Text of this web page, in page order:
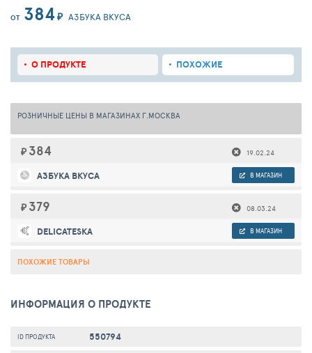
ОТ 384 ₽ АЗБУКА ВКУСА
О ПРОДУКТЕ ПОХОЖИЕ
РОЗНИЧНЫЕ ЦЕНЫ В МАГАЗИНАХ Г.МОСКВА
₽ 384 19.02.24
АЗБУКА ВКУСА В МАГАЗИН
₽ 379 08.03.24
DELICATESKA В МАГАЗИН
ПОХОЖИЕ ТОВАРЫ
ИНФОРМАЦИЯ О ПРОДУКТЕ
ID ПРОДУКТА 550794